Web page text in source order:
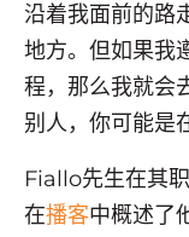
沿着我面前的路
地方。但如果我
程，那么我就会
别人，你可能是
Fiallo先生在其
在播客中概述了